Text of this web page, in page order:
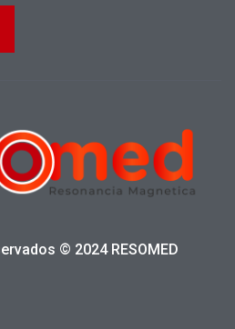
© 2024 RESOMED